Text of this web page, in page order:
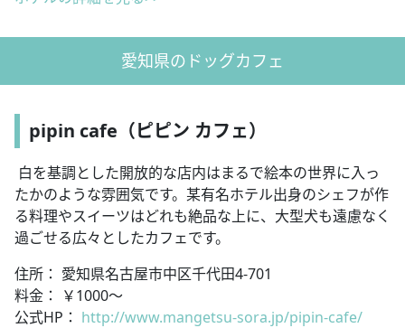
愛知県のドッグカフェ
pipin cafe（ピピン カフェ）
白を基調とした開放的な店内はまるで絵本の世界に入っ
たかのような雰囲気です。某有名ホテル出身のシェフが作
る料理やスイーツはどれも絶品な上に、大型犬も遠慮なく
過ごせる広々としたカフェです。
住所： 愛知県名古屋市中区千代田4-701
料金： ￥1000～
公式HP： http://www.mangetsu-sora.jp/pipin-cafe/